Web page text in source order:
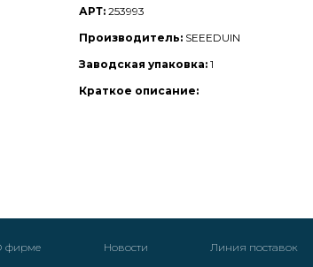
АРТ:253993
Производитель: SEEEDUIN
Заводская упаковка:1
Краткое описание:
фирме Новости Линия поставок